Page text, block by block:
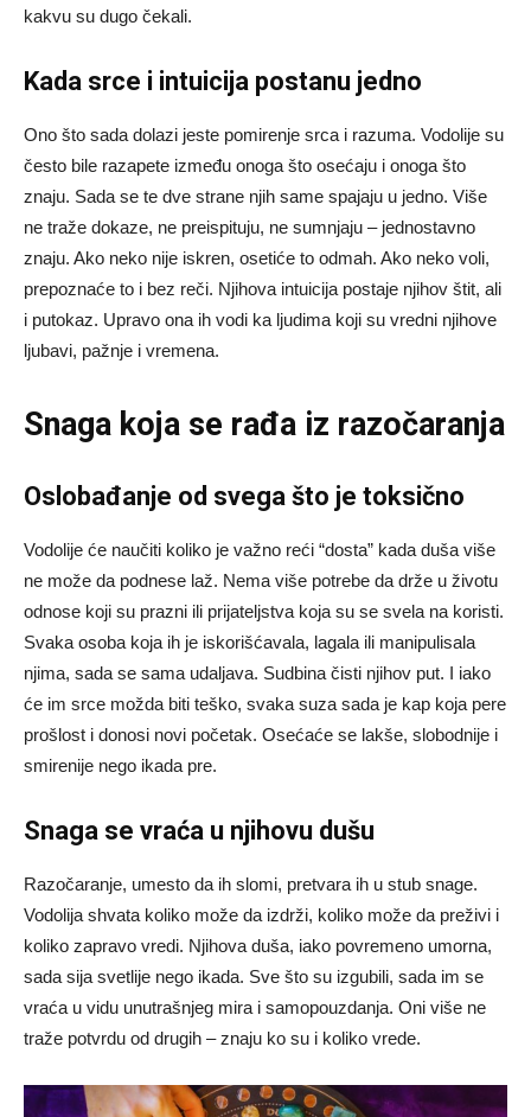
kakvu su dugo čekali.
Kada srce i intuicija postanu jedno
Ono što sada dolazi jeste pomirenje srca i razuma. Vodolije su
često bile razapete između onoga što osećaju i onoga što
znaju. Sada se te dve strane njih same spajaju u jedno. Više
ne traže dokaze, ne preispituju, ne sumnjaju – jednostavno
znaju. Ako neko nije iskren, osetiće to odmah. Ako neko voli,
prepoznaće to i bez reči. Njihova intuicija postaje njihov štit, ali
i putokaz. Upravo ona ih vodi ka ljudima koji su vredni njihove
ljubavi, pažnje i vremena.
Snaga koja se rađa iz razočaranja
Oslobađanje od svega što je toksično
Vodolije će naučiti koliko je važno reći “dosta” kada duša više
ne može da podnese laž. Nema više potrebe da drže u životu
odnose koji su prazni ili prijateljstva koja su se svela na koristi.
Svaka osoba koja ih je iskorišćavala, lagala ili manipulisala
njima, sada se sama udaljava. Sudbina čisti njihov put. I iako
će im srce možda biti teško, svaka suza sada je kap koja pere
prošlost i donosi novi početak. Osećaće se lakše, slobodnije i
smirenije nego ikada pre.
Snaga se vraća u njihovu dušu
Razočaranje, umesto da ih slomi, pretvara ih u stub snage.
Vodolija shvata koliko može da izdrži, koliko može da preživi i
koliko zapravo vredi. Njihova duša, iako povremeno umorna,
sada sija svetlije nego ikada. Sve što su izgubili, sada im se
vraća u vidu unutrašnjeg mira i samopouzdanja. Oni više ne
traže potvrdu od drugih – znaju ko su i koliko vrede.